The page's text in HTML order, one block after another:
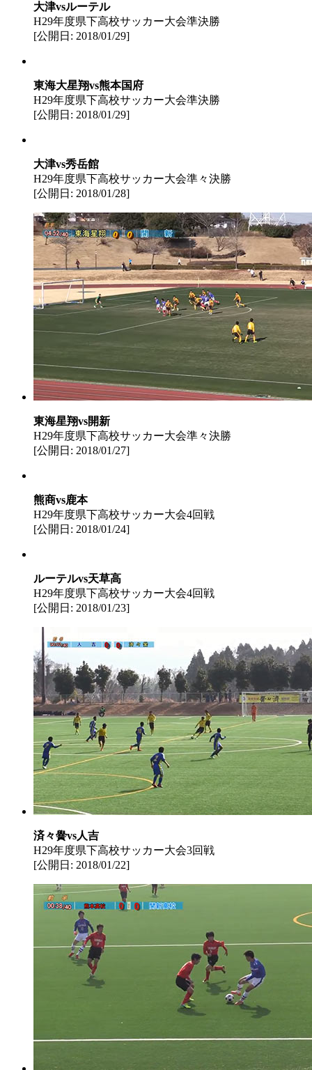
大津vsルーテル
H29年度県下高校サッカー大会準決勝
[公開日: 2018/01/29]
東海大星翔vs熊本国府
H29年度県下高校サッカー大会準決勝
[公開日: 2018/01/29]
大津vs秀岳館
H29年度県下高校サッカー大会準々決勝
[公開日: 2018/01/28]
東海星翔vs開新
H29年度県下高校サッカー大会準々決勝
[公開日: 2018/01/27]
熊商vs鹿本
H29年度県下高校サッカー大会4回戦
[公開日: 2018/01/24]
ルーテルvs天草高
H29年度県下高校サッカー大会4回戦
[公開日: 2018/01/23]
済々黌vs人吉
H29年度県下高校サッカー大会3回戦
[公開日: 2018/01/22]